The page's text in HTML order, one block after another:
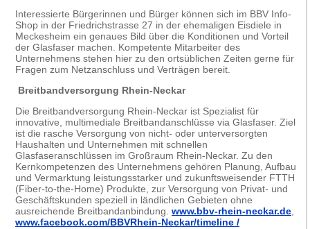
Interessierte Bürgerinnen und Bürger können sich im BBV Info-
Shop in der Friedrichstrasse 27 in der ehemaligen Eisdiele in
Meckesheim ein genaues Bild über die Konditionen und Vorteil
der Glasfaser machen. Kompetente Mitarbeiter des
Unternehmens stehen hier zu den ortsüblichen Zeiten gerne für
Fragen zum Netzanschluss und Verträgen bereit.
Breitbandversorgung Rhein-Neckar
Die Breitbandversorgung Rhein-Neckar ist Spezialist für
innovative, multimediale Breitbandanschlüsse via Glasfaser. Ziel
ist die rasche Versorgung von nicht- oder unterversorgten
Haushalten und Unternehmen mit schnellen
Glasfaseranschlüssen im Großraum Rhein-Neckar. Zu den
Kernkompetenzen des Unternehmens gehören Planung, Aufbau
und Vermarktung leistungsstarker und zukunftsweisender FTTH
(Fiber-to-the-Home) Produkte, zur Versorgung von Privat- und
Geschäftskunden speziell in ländlichen Gebieten ohne
ausreichende Breitbandanbindung. www.bbv-rhein-neckar.de
www.facebook.com/BBVRhein-Neckar/timeline /